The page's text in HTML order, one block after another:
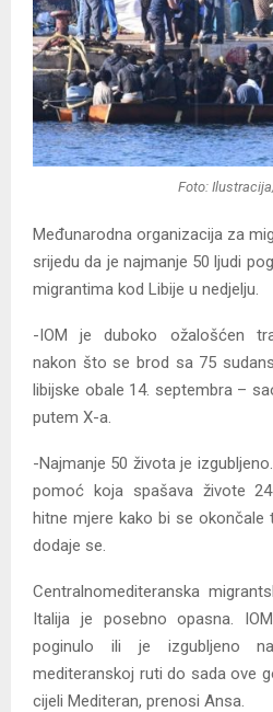
Foto:
Međunarodna organizacija za
srijedu da je najmanje 50 ljudi
migrantima kod Libije u nedjelju.
-IOM je duboko ožalošćen
nakon što se brod sa 75
libijske obale 14. septembra –
putem X-a.
-Najmanje 50 života je
pomoć koja spašava živote
hitne mjere kako bi se okončale
dodaje se.
Centralnomediteranska
Italija je posebno opasna.
poginulo ili je izgubljeno
mediteranskoj ruti do sada ove
cijeli Mediteran, prenosi Ansa.